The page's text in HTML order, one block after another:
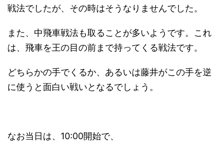
戦法でしたが、その時はそうなりませんでした。
また、中飛車戦法も取ることが多いようです。これ
は、飛車を王の目の前まで持ってくる戦法です。
どちらかの手でくるか、あるいは藤井がこの手を逆
に使うと面白い戦いとなるでしょう。
なお当日は、10:00開始で、